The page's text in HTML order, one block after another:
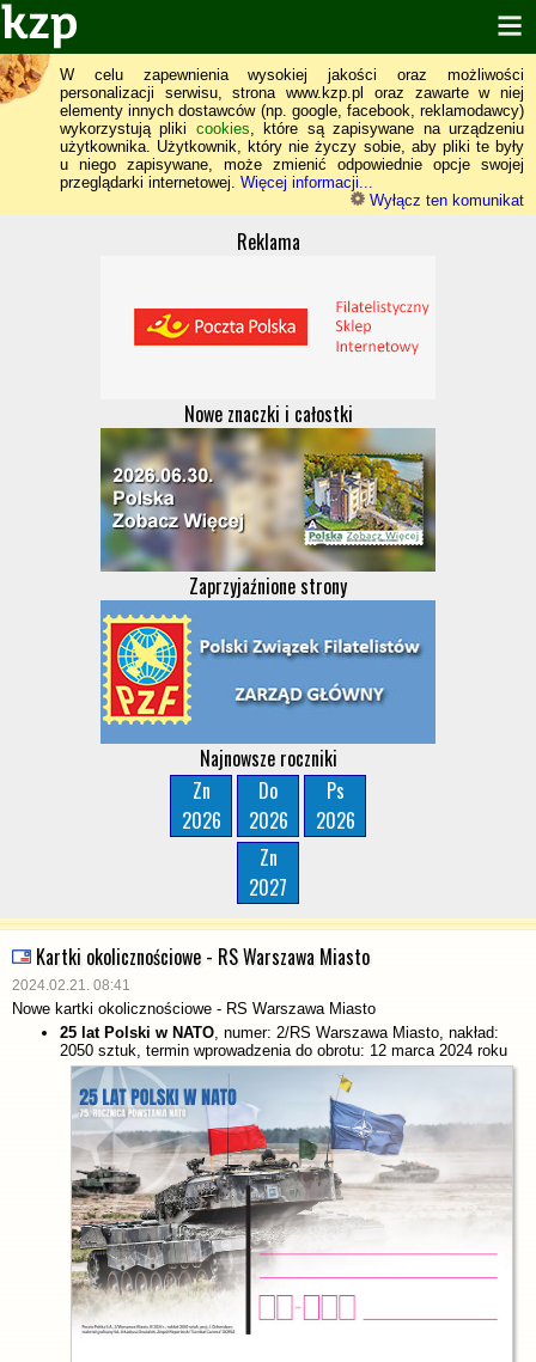
W celu zapewnienia wysokiej jakości oraz możliwości
personalizacji serwisu, strona www.kzp.pl oraz zawarte w niej
elementy innych dostawców (np. google, facebook, reklamodawcy)
wykorzystują pliki cookies, które są zapisywane na urządzeniu
użytkownika. Użytkownik, który nie życzy sobie, aby pliki te były
u niego zapisywane, może zmienić odpowiednie opcje swojej
przeglądarki internetowej. Więcej informacji...
Wyłącz ten komunikat
Reklama
Nowe znaczki i całostki
Zaprzyjaźnione strony
Najnowsze roczniki
Zn
2026
Do
2026
Ps
2026
Zn
2027
Kartki okolicznościowe - RS Warszawa Miasto
2024.02.21. 08:41
Nowe kartki okolicznościowe - RS Warszawa Miasto
25 lat Polski w NATO, numer: 2/RS Warszawa Miasto, nakład:
2050 sztuk, termin wprowadzenia do obrotu: 12 marca 2024 roku